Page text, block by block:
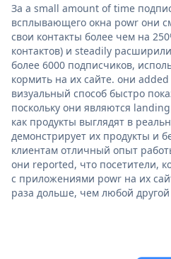
За a small amount of time
всплывающего окна powr они
свои контакты более чем на
контактов) и steadily
более 6000 подписчиков,
кормить на их сайте. они
визуальный способ быстро
поскольку они являются
как продукты выглядят в
демонстрирует их продукты и
клиентам отличный опыт
они reported, что посетители,
с приложениями powr на их
раза дольше, чем любой другой